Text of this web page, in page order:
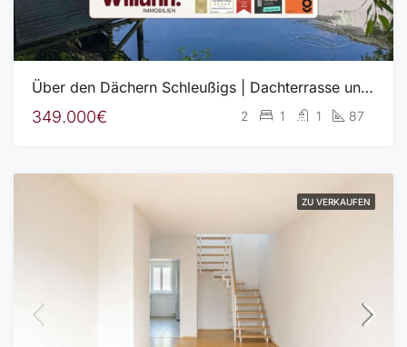
Über den Dächern Schleußigs | Dachterrasse und Balkon mit Blick auf die Weiße Elster | Einbauküche
349.000€ 2 1 1 87
ZU VERKAUFEN